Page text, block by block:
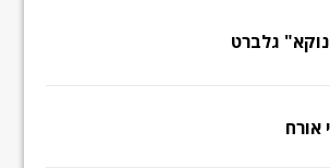
גלברט
אורח